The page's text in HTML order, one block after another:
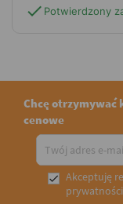
check Potwierdzony
Chcę otrzymywać
cenowe
 Akceptuję
prywatności